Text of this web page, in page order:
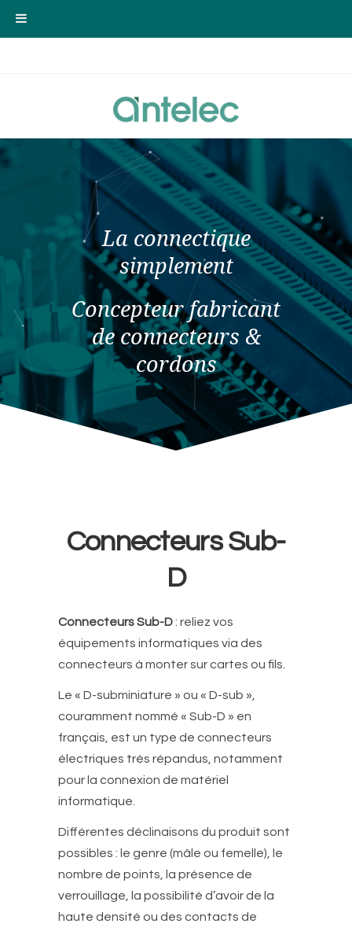
La connectique
simplement
Concepteur fabricant
de connecteurs &
cordons
Connecteurs Sub-
D
Connecteurs Sub-D: reliez vos
équipements informatiques via des
connecteurs à monter sur cartes ou fils.
Le « D-subminiature » ou « D-sub »,
couramment nommé « Sub-D » en
français, est un type de connecteurs
électriques très répandus, notamment
pour la connexion de matériel
informatique.
Différentes déclinaisons du produit sont
possibles : le genre (mâle ou femelle), le
nombre de points, la présence de
verrouillage, la possibilité d’avoir de la
haute densité ou des contacts de